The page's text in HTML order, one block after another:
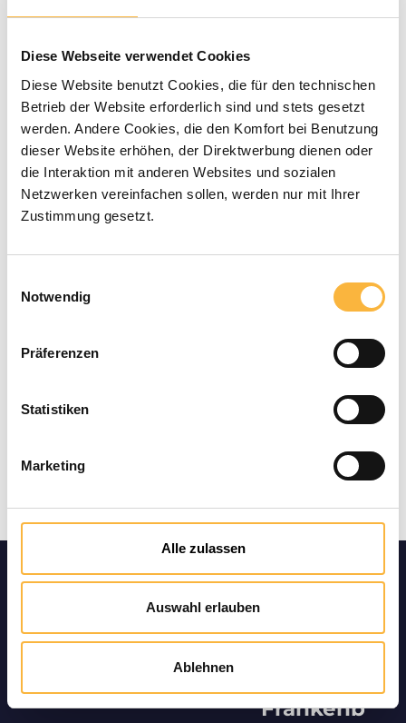
Diese Webseite verwendet Cookies
Diese Website benutzt Cookies, die für den technischen
Betrieb der Website erforderlich sind und stets gesetzt
werden. Andere Cookies, die den Komfort bei Benutzung
dieser Website erhöhen, der Direktwerbung dienen oder
die Interaktion mit anderen Websites und sozialen
Netzwerken vereinfachen sollen, werden nur mit Ihrer
Zustimmung gesetzt.
Notwendig
Präferenzen
Statistiken
Marketing
Alle zulassen
Auswahl erlauben
Ablehnen
Prix TTC, frais de livraison en sus
Disponible dans le délai de livraison
indiqué
Quantité de produit : Entrez la
Ajouter au panier
Modes de paiement
Informatio
produit
Frankenb